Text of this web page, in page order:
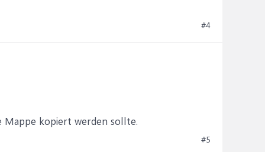
#4
Mappe kopiert werden sollte.
#5